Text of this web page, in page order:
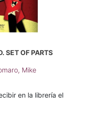
SET OF PARTS
Mike
en la librería el